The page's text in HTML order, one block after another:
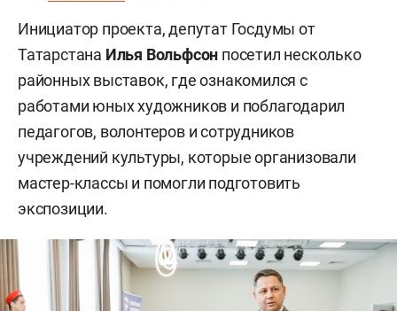
Инициатор проекта, депутат Госдумы от
Татарстана Илья Вольфсон посетил несколько
районных выставок, где ознакомился с
работами юных художников и поблагодарил
педагогов, волонтеров и сотрудников
учреждений культуры, которые организовали
мастер-классы и помогли подготовить
экспозиции.